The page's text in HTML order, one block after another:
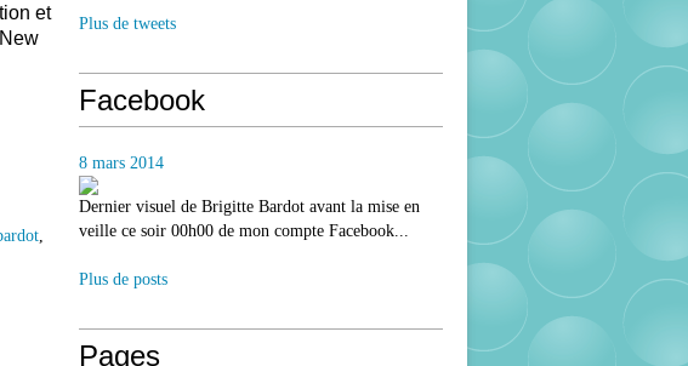
et
,
Plus de tweets
Facebook
8 mars 2014
Dernier visuel de Brigitte Bardot avant la mise en
veille ce soir 00h00 de mon compte Facebook...
Plus de posts
Pages